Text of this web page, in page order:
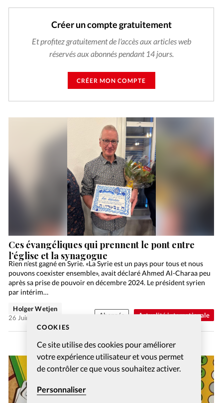
COOKIES
Ce site utilise des cookies pour améliorer
votre expérience utilisateur et vous permet
de contrôler ce que vous souhaitez activer.
Personnaliser
Créer un compte gratuitement
Et profitez gratuitement de l'accès aux articles web
réservés aux abonnés pendant 14 jours.
CRÉER MON COMPTE
Actualité internationale
Ces évangéliques qui prennent le pont entre
l’église et la synagogue
Rien n’est gagné en Syrie. «La Syrie est un pays pour tous et nous
pouvons coexister ensemble», avait déclaré Ahmed Al-Charaa peu
après sa prise de pouvoir en décembre 2024. Le président syrien
par intérim…
Holger Wetjen
26 Juin 2026
Abonnés